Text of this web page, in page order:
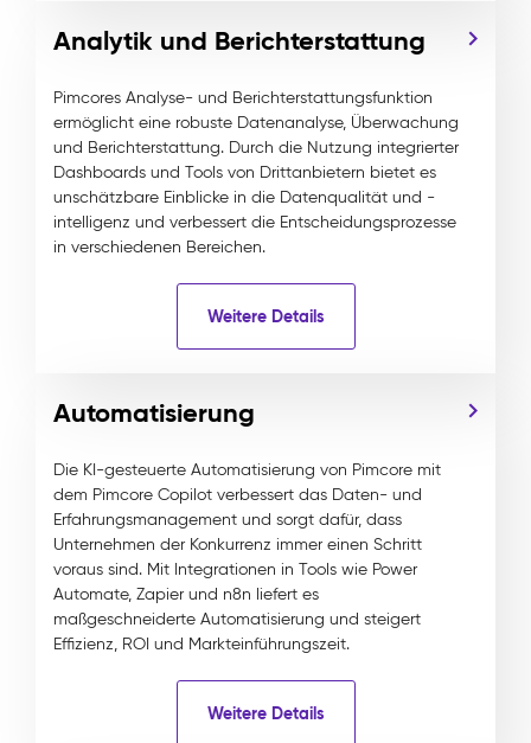
Analytik und Berichterstattung
Pimcores Analyse- und Berichterstattungsfunktion
ermöglicht eine robuste Datenanalyse, Überwachung
und Berichterstattung. Durch die Nutzung integrierter
Dashboards und Tools von Drittanbietern bietet es
unschätzbare Einblicke in die Datenqualität und -
intelligenz und verbessert die Entscheidungsprozesse
in verschiedenen Bereichen.
Weitere Details
Automatisierung
Die KI-gesteuerte Automatisierung von Pimcore mit
dem Pimcore Copilot verbessert das Daten- und
Erfahrungsmanagement und sorgt dafür, dass
Unternehmen der Konkurrenz immer einen Schritt
voraus sind. Mit Integrationen in Tools wie Power
Automate, Zapier und n8n liefert es
maßgeschneiderte Automatisierung und steigert
Effizienz, ROI und Markteinführungszeit.
Weitere Details